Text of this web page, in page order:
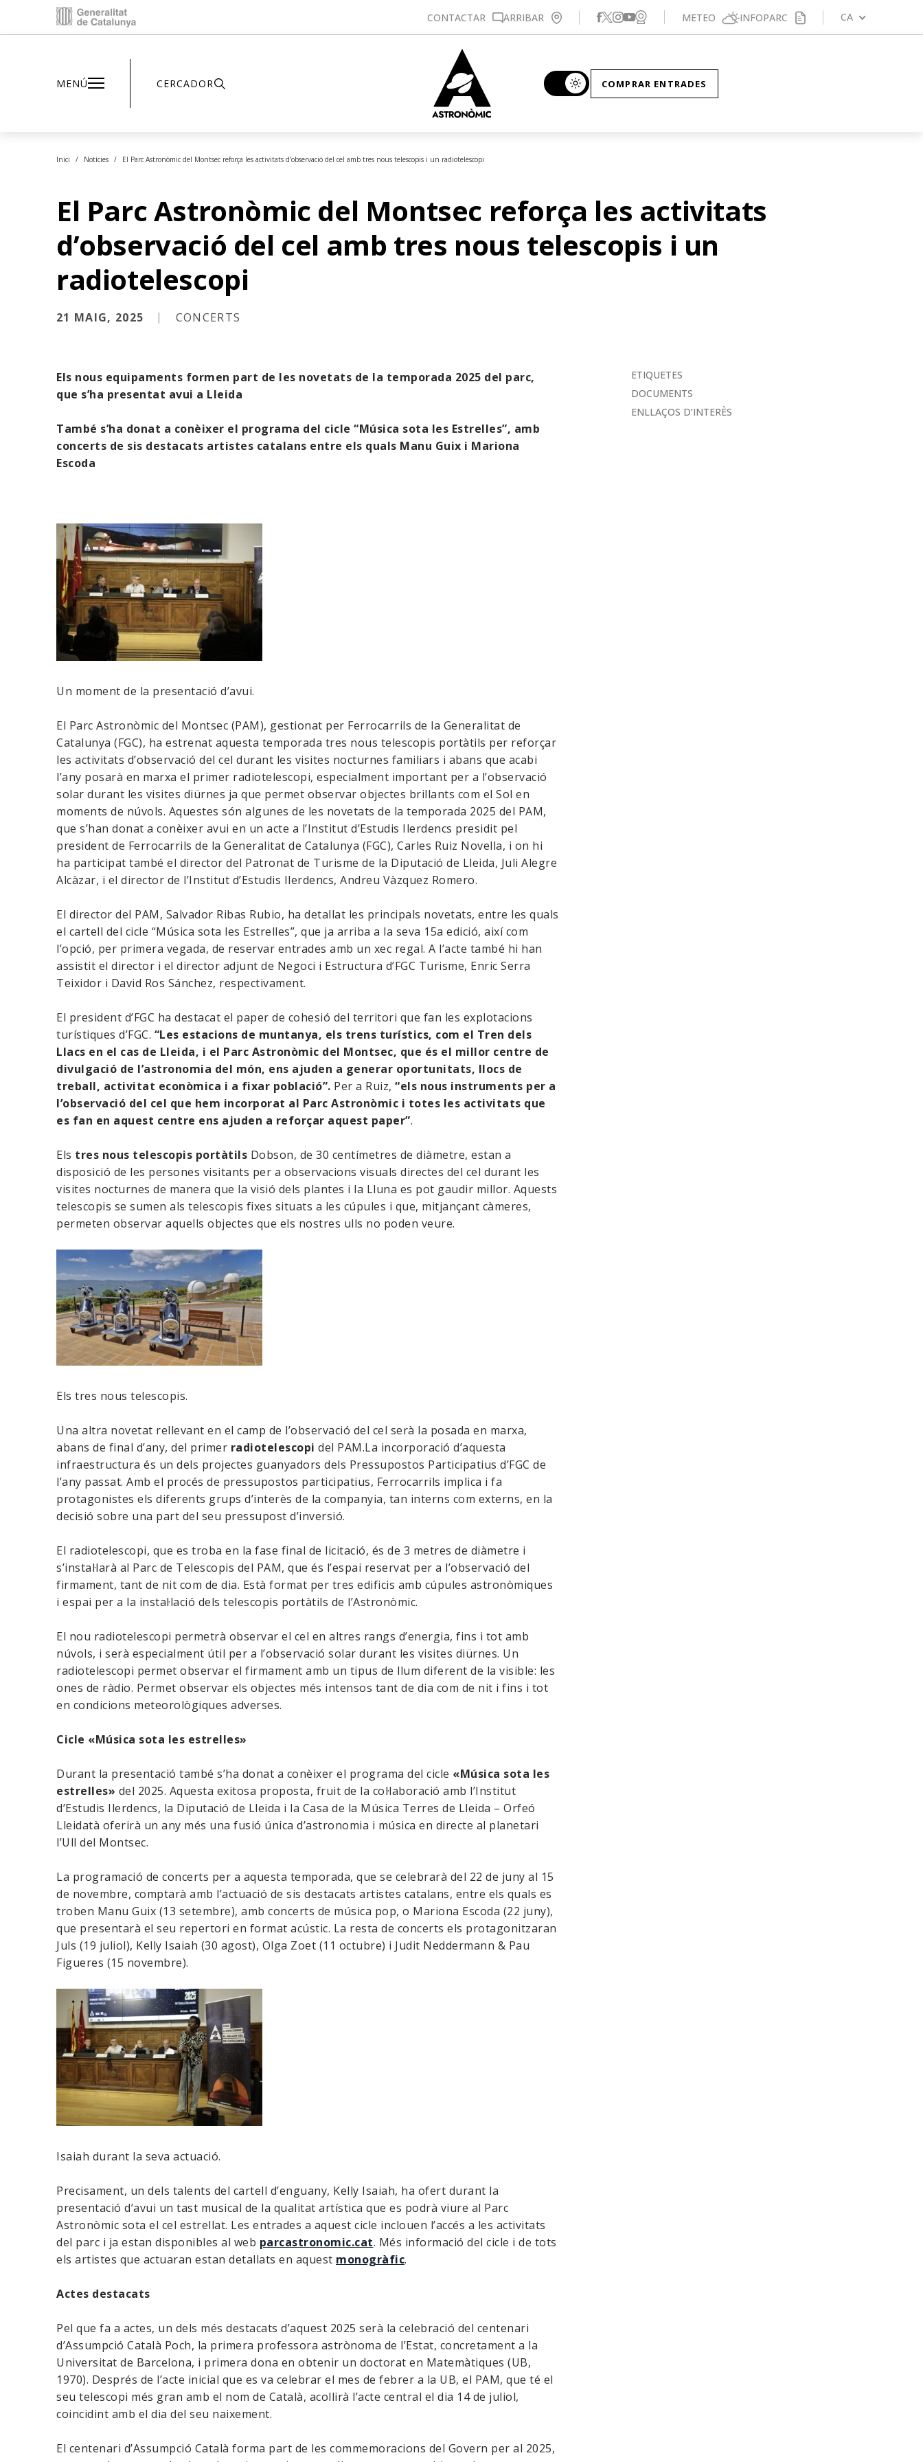
CONTACTAR ARRIBAR Segueix-nos a Facebook
Segueix-nos a X
Segueix-nos a Instagram
Segueix-nos a YouTube
Veure webcam
METEO INFOPARC CA
MENÚ CERCADOR COMPRAR ENTRADES
Inici Notícies El Parc Astronòmic del Montsec reforça les activitats d’observació del cel amb tres nous telescopis i un radiotelescopi
El Parc Astronòmic del Montsec reforça les activitats
d’observació del cel amb tres nous telescopis i un
radiotelescopi
21 MAIG, 2025 CONCERTS
Els nous equipaments formen part de les novetats de la temporada 2025 del parc,
que s’ha presentat avui a Lleida
També s’ha donat a conèixer el programa del cicle “Música sota les Estrelles”, amb
concerts de sis destacats artistes catalans entre els quals Manu Guix i Mariona
Escoda
Un moment de la presentació d’avui.
El Parc Astronòmic del Montsec (PAM), gestionat per Ferrocarrils de la Generalitat de
Catalunya (FGC), ha estrenat aquesta temporada tres nous telescopis portàtils per reforçar
les activitats d’observació del cel durant les visites nocturnes familiars i abans que acabi
l’any posarà en marxa el primer radiotelescopi, especialment important per a l’observació
solar durant les visites diürnes ja que permet observar objectes brillants com el Sol en
moments de núvols. Aquestes són algunes de les novetats de la temporada 2025 del PAM,
que s’han donat a conèixer avui en un acte a l’Institut d’Estudis Ilerdencs presidit pel
president de Ferrocarrils de la Generalitat de Catalunya (FGC), Carles Ruiz Novella, i on hi
ha participat també el director del Patronat de Turisme de la Diputació de Lleida, Juli Alegre
Alcàzar, i el director de l’Institut d’Estudis Ilerdencs, Andreu Vàzquez Romero.
El director del PAM, Salvador Ribas Rubio, ha detallat les principals novetats, entre les quals
el cartell del cicle “Música sota les Estrelles”, que ja arriba a la seva 15a edició, així com
l’opció, per primera vegada, de reservar entrades amb un xec regal. A l’acte també hi han
assistit el director i el director adjunt de Negoci i Estructura d’FGC Turisme, Enric Serra
Teixidor i David Ros Sánchez, respectivament.
El president d’FGC ha destacat el paper de cohesió del territori que fan les explotacions
turístiques d’FGC. “Les estacions de muntanya, els trens turístics, com el Tren dels
Llacs en el cas de Lleida, i el Parc Astronòmic del Montsec, que és el millor centre de
divulgació de l’astronomia del món, ens ajuden a generar oportunitats, llocs de
treball, activitat econòmica i a fixar població”. Per a Ruiz, “els nous instruments per a
l’observació del cel que hem incorporat al Parc Astronòmic i totes les activitats que
es fan en aquest centre ens ajuden a reforçar aquest paper”.
Els tres nous telescopis portàtils Dobson, de 30 centímetres de diàmetre, estan a
disposició de les persones visitants per a observacions visuals directes del cel durant les
visites nocturnes de manera que la visió dels plantes i la Lluna es pot gaudir millor. Aquests
telescopis se sumen als telescopis fixes situats a les cúpules i que, mitjançant càmeres,
permeten observar aquells objectes que els nostres ulls no poden veure.
Els tres nous telescopis.
Una altra novetat rellevant en el camp de l’observació del cel serà la posada en marxa,
abans de final d’any, del primer radiotelescopi del PAM.La incorporació d’aquesta
infraestructura és un dels projectes guanyadors dels Pressupostos Participatius d’FGC de
l’any passat. Amb el procés de pressupostos participatius, Ferrocarrils implica i fa
protagonistes els diferents grups d’interès de la companyia, tan interns com externs, en la
decisió sobre una part del seu pressupost d’inversió.
El radiotelescopi, que es troba en la fase final de licitació, és de 3 metres de diàmetre i
s’instal·larà al Parc de Telescopis del PAM, que és l’espai reservat per a l’observació del
firmament, tant de nit com de dia. Està format per tres edificis amb cúpules astronòmiques
i espai per a la instal·lació dels telescopis portàtils de l’Astronòmic.
El nou radiotelescopi permetrà observar el cel en altres rangs d’energia, fins i tot amb
núvols, i serà especialment útil per a l’observació solar durant les visites diürnes. Un
radiotelescopi permet observar el firmament amb un tipus de llum diferent de la visible: les
ones de ràdio. Permet observar els objectes més intensos tant de dia com de nit i fins i tot
en condicions meteorològiques adverses.
Cicle «Música sota les estrelles»
Durant la presentació també s’ha donat a conèixer el programa del cicle «Música sota les
estrelles» del 2025. Aquesta exitosa proposta, fruit de la col·laboració amb l’Institut
d’Estudis Ilerdencs, la Diputació de Lleida i la Casa de la Música Terres de Lleida – Orfeó
Lleidatà oferirà un any més una fusió única d’astronomia i música en directe al planetari
l’Ull del Montsec.
La programació de concerts per a aquesta temporada, que se celebrarà del 22 de juny al 15
de novembre, comptarà amb l’actuació de sis destacats artistes catalans, entre els quals es
troben Manu Guix (13 setembre), amb concerts de música pop, o Mariona Escoda (22 juny),
que presentarà el seu repertori en format acústic. La resta de concerts els protagonitzaran
Juls (19 juliol), Kelly Isaiah (30 agost), Olga Zoet (11 octubre) i Judit Neddermann & Pau
Figueres (15 novembre).
Isaiah durant la seva actuació.
Precisament, un dels talents del cartell d’enguany, Kelly Isaiah, ha ofert durant la
presentació d’avui un tast musical de la qualitat artística que es podrà viure al Parc
Astronòmic sota el cel estrellat. Les entrades a aquest cicle inclouen l’accés a les activitats
del parc i ja estan disponibles al web parcastronomic.cat. Més informació del cicle i de tots
els artistes que actuaran estan detallats en aquest monogràfic.
Actes destacats
Pel que fa a actes, un dels més destacats d’aquest 2025 serà la celebració del centenari
d’Assumpció Català Poch, la primera professora astrònoma de l’Estat, concretament a la
Universitat de Barcelona, i primera dona en obtenir un doctorat en Matemàtiques (UB,
1970). Després de l’acte inicial que es va celebrar el mes de febrer a la UB, el PAM, que té el
seu telescopi més gran amb el nom de Català, acollirà l’acte central el dia 14 de juliol,
coincidint amb el dia del seu naixement.
El centenari d’Assumpció Català forma part de les commemoracions del Govern per al 2025,
ETIQUETES
DOCUMENTS
ENLLAÇOS D’INTERÈS